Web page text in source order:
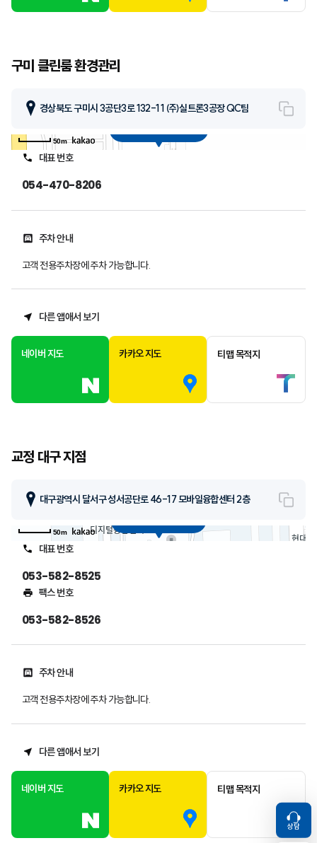
구미 클린룸 환경관리
경상북도 구미시 3공단3로 132-11 ㈜실트론3공장 QC팀
50m
대표 번호
054-470-8206
주차 안내
고객 전용주차장에 주차 가능합니다.
다른 앱애서 보기
네이버 지도 카카오 지도 티맵 목적지
교정 대구 지점
대구광역시 달서구 성서공단로 46-17 모바일융합센터 2층
50m
대표 번호
053-582-8525
팩스 번호
053-582-8526
주차 안내
고객 전용주차장에 주차 가능합니다.
다른 앱애서 보기
네이버 지도 카카오 지도 티맵 목적지
상담